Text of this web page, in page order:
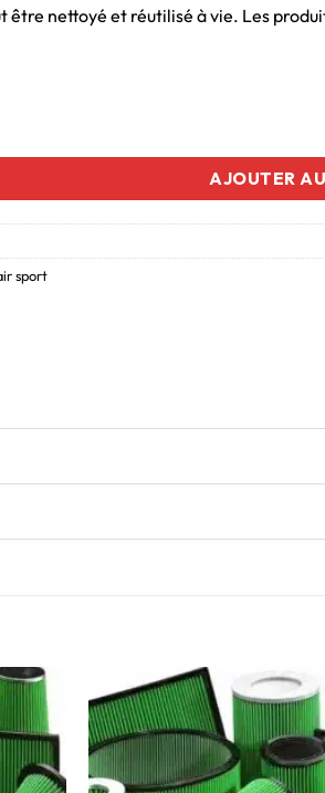
être nettoyé et réutilisé à vie. Les
AJOUTER
sport